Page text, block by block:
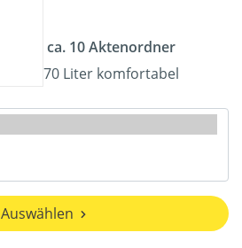
ca. 10 Aktenordner
70 Liter komfortabel
Auswählen